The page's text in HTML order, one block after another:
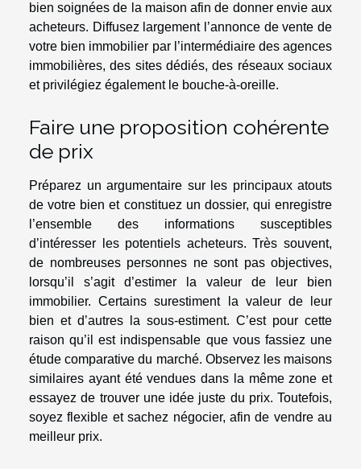
bien soignées de la maison afin de donner envie aux
acheteurs. Diffusez largement l’annonce de vente de
votre bien immobilier par l’intermédiaire des agences
immobilières, des sites dédiés, des réseaux sociaux
et privilégiez également le bouche-à-oreille.
Faire une proposition cohérente
de prix
Préparez un argumentaire sur les principaux atouts
de votre bien et constituez un dossier, qui enregistre
l’ensemble des informations susceptibles
d’intéresser les potentiels acheteurs. Très souvent,
de nombreuses personnes ne sont pas objectives,
lorsqu’il s’agit d’estimer la valeur de leur bien
immobilier. Certains surestiment la valeur de leur
bien et d’autres la sous-estiment. C’est pour cette
raison qu’il est indispensable que vous fassiez une
étude comparative du marché. Observez les maisons
similaires ayant été vendues dans la même zone et
essayez de trouver une idée juste du prix. Toutefois,
soyez flexible et sachez négocier, afin de vendre au
meilleur prix.